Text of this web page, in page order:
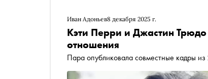
Иван Адоньев8 декабря 2025 г.
Кэти Перри и Джастин
отношения
Пара опубликовала совместные кадры из